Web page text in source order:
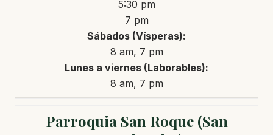
5:30 pm
7 pm
Sábados (Vísperas):
8 am, 7 pm
Lunes a viernes (Laborables):
8 am, 7 pm
Parroquia San Roque (San